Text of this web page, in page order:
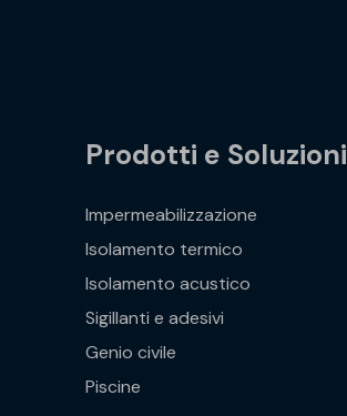
Prodotti e Soluzioni
Impermeabilizzazione
Isolamento termico
Isolamento acustico
Sigillanti e adesivi
Genio civile
Piscine